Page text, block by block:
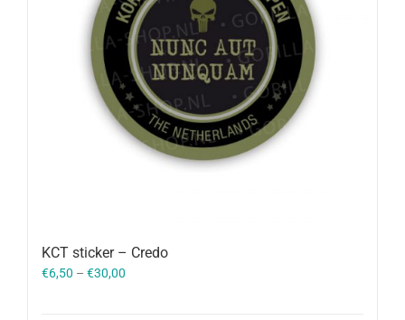
KCT sticker – Credo
€6,50 – €30,00